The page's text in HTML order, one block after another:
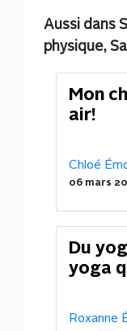
Aussi dans
physique,
Mon
air!
Chloé
06 mars
Du
yoga
Roxanne